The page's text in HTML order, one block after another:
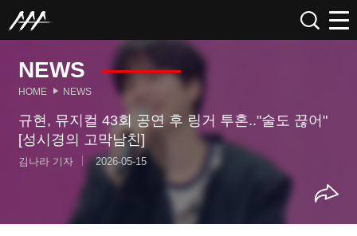
NEWS
HOME NEWS
규현, 뮤지컬 43회 공연 후 링거 투혼.."술도 끊어"
[성시경의 고막남친]
김나라 기자 2026-05-15